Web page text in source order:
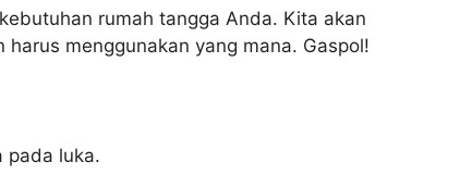
rumah tangga Anda. Kita akan
menggunakan yang mana. Gaspol!
pada luka.